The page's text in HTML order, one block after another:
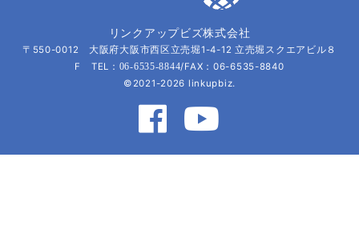
リンクアップビズ株式会社
〒550-0012 大阪府大阪市西区立売堀1-4-12 立売堀スクエアビル８
F TEL： 06-6535-8844/FAX：06-6535-8840
©2021-2026 linkupbiz.